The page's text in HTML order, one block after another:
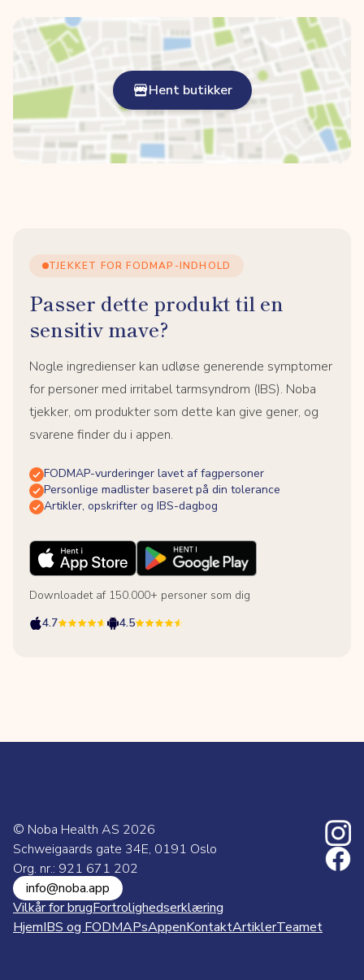
Hent butikker
TJEKKET FOR FODMAP-INDHOLD
Passer dette produkt til en
sensitiv mave?
Nogle ingredienser kan udløse generende symptomer
for personer med irritabel tarmsyndrom (IBS). Noba
tjekker, om produkter som dette kan give gener, og
svarene finder du i appen.
FODMAP-vurderinger lavet af fagpersoner
Personlige madlister baseret på din tolerance
Artikler, opskrifter og IBS-dagbog
Downloadet af 150.000+ personer som dig
4.7
4.5
© Noba Health AS 2026
Schweigaards gate 34E, 0191 Oslo
Org. nr.: 921 671 202
info@noba.app
Vilkår for brugFortrolighedserklæring
HjemIBS og FODMAPsAppenKontaktArtiklerTeamet